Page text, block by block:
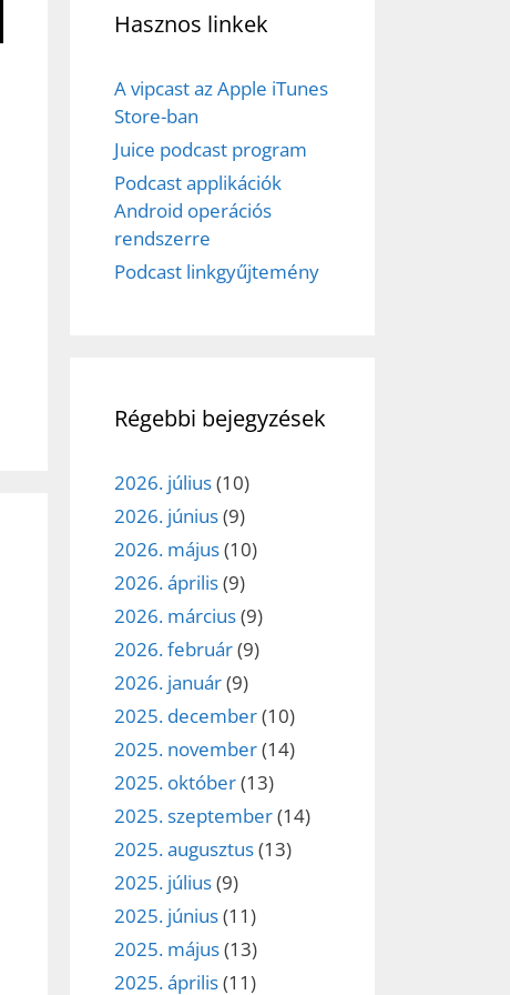
Hasznos linkek
A vipcast az Apple iTunes
Store-ban
Juice podcast program
Podcast applikációk
Android operációs
rendszerre
Podcast linkgyűjtemény
Régebbi bejegyzések
2026. július(10)
2026. június(9)
2026. május(10)
2026. április(9)
2026. március(9)
2026. február(9)
2026. január(9)
2025. december(10)
2025. november(14)
2025. október(13)
2025. szeptember(14)
2025. augusztus(13)
2025. július(9)
2025. június(11)
2025. május(13)
2025. április(11)